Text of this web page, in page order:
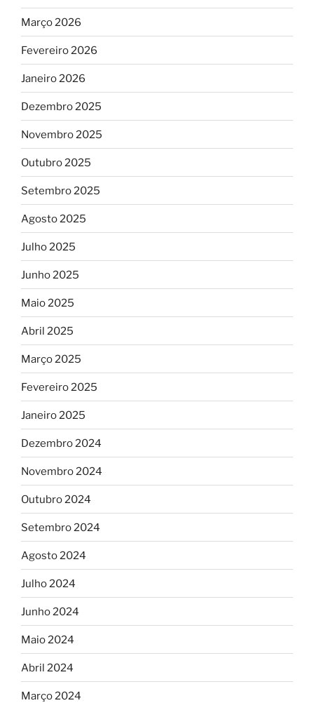
Março 2026
Fevereiro 2026
Janeiro 2026
Dezembro 2025
Novembro 2025
Outubro 2025
Setembro 2025
Agosto 2025
Julho 2025
Junho 2025
Maio 2025
Abril 2025
Março 2025
Fevereiro 2025
Janeiro 2025
Dezembro 2024
Novembro 2024
Outubro 2024
Setembro 2024
Agosto 2024
Julho 2024
Junho 2024
Maio 2024
Abril 2024
Março 2024